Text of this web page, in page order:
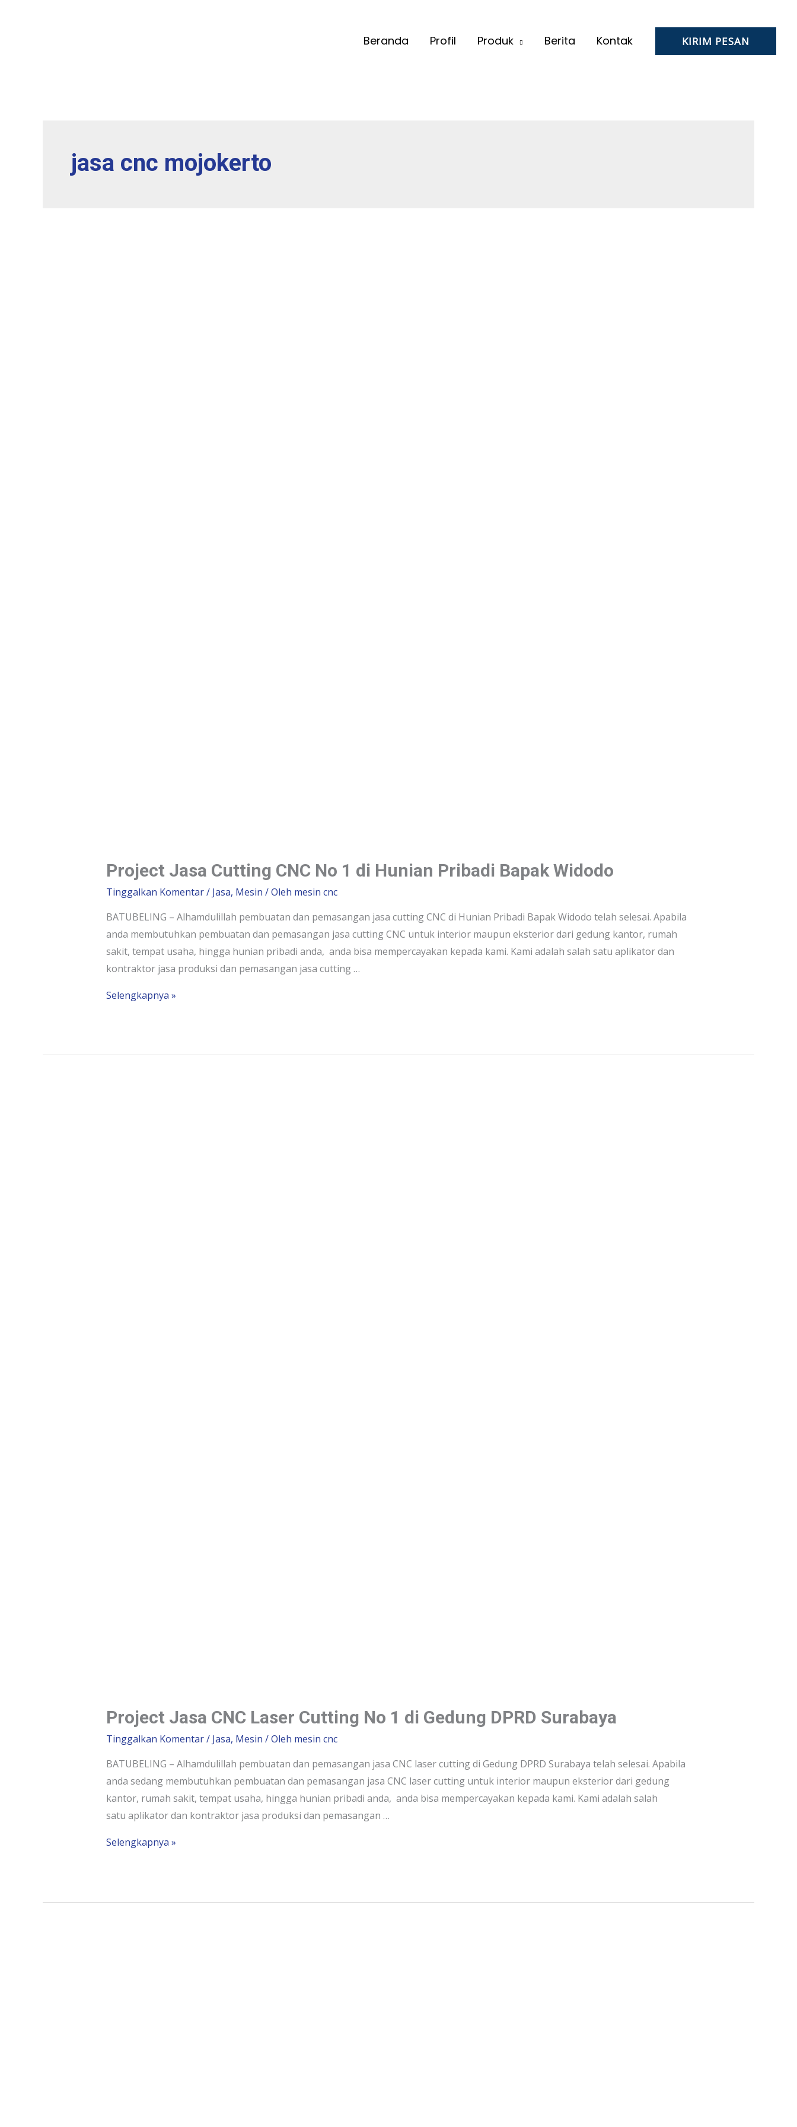
Beranda Profil Produk Berita Kontak KIRIM PESAN
jasa cnc mojokerto
Project Jasa Cutting CNC No 1 di Hunian Pribadi Bapak Widodo
Tinggalkan Komentar/ Jasa, Mesin / Oleh mesin cnc
BATUBELING – Alhamdulillah pembuatan dan pemasangan jasa cutting CNC di Hunian Pribadi Bapak Widodo telah selesai. Apabila
anda membutuhkan pembuatan dan pemasangan jasa cutting CNC untuk interior maupun eksterior dari gedung kantor, rumah
sakit, tempat usaha, hingga hunian pribadi anda, anda bisa mempercayakan kepada kami. Kami adalah salah satu aplikator dan
kontraktor jasa produksi dan pemasangan jasa cutting …
Selengkapnya »
Project Jasa CNC Laser Cutting No 1 di Gedung DPRD Surabaya
Tinggalkan Komentar/ Jasa, Mesin / Oleh mesin cnc
BATUBELING – Alhamdulillah pembuatan dan pemasangan jasa CNC laser cutting di Gedung DPRD Surabaya telah selesai. Apabila
anda sedang membutuhkan pembuatan dan pemasangan jasa CNC laser cutting untuk interior maupun eksterior dari gedung
kantor, rumah sakit, tempat usaha, hingga hunian pribadi anda, anda bisa mempercayakan kepada kami. Kami adalah salah
satu aplikator dan kontraktor jasa produksi dan pemasangan …
Selengkapnya »